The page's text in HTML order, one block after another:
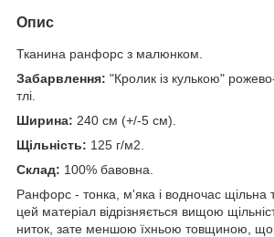
Опис
Тканина ранфорс з малюнком.
Забарвлення: "Кролик із кулькою"
тлі.
Ширина: 240 см (+/-5 см).
Щільність: 125 г/м2.
Склад: 100% бавовна.
Ранфорс - тонка, м'яка і водночас щільна
цей матеріал відрізняється вищою
ниток, зате меншою їхньою товщиною, що